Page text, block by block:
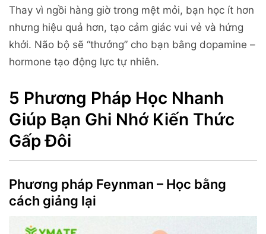
Thay vì ngồi hàng giờ trong mệt mỏi, bạn học ít hơn
nhưng hiệu quả hơn, tạo cảm giác vui vẻ và hứng
khởi. Não bộ sẽ “thưởng” cho bạn bằng dopamine –
hormone tạo động lực tự nhiên.
5 Phương Pháp Học Nhanh
Giúp Bạn Ghi Nhớ Kiến Thức
Gấp Đôi
Phương pháp Feynman – Học bằng
cách giảng lại